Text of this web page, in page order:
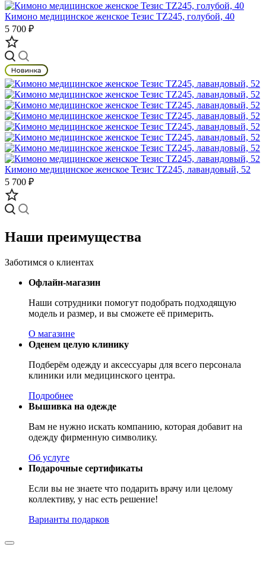
Кимоно медицинское женское Тезис TZ245, голубой, 40
5 700 ₽
Кимоно медицинское женское Тезис TZ245, лавандовый, 52
5 700 ₽
Наши преимущества
Заботимся о клиентах
Офлайн-магазин
Наши сотрудники помогут подобрать подходящую
модель и размер, и вы сможете её примерить.
О магазине
Оденем целую клинику
Подберём одежду и аксессуары для всего персонала
клиники или медицинского центра.
Подробнее
Вышивка на одежде
Вам не нужно искать компанию, которая добавит на
одежду фирменную символику.
Об услуге
Подарочные сертификаты
Если вы не знаете что подарить врачу или целому
коллективу, у нас есть решение!
Варианты подарков